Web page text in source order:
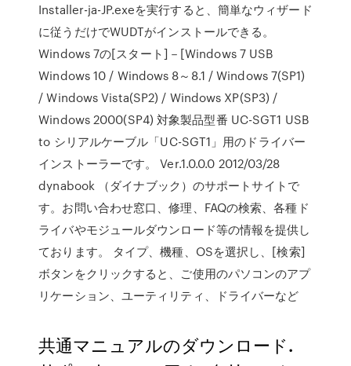
Installer-ja-JP.exeを実行すると、簡単なウィザード
に従うだけでWUDTがインストールできる。
Windows 7の[スタート]－[Windows 7 USB
Windows 10 / Windows 8～8.1 / Windows 7(SP1)
/ Windows Vista(SP2) / Windows XP(SP3) /
Windows 2000(SP4) 対象製品型番 UC-SGT1 USB
to シリアルケーブル「UC-SGT1」用のドライバー
インストーラーです。 Ver.1.0.0.0 2012/03/28
dynabook （ダイナブック）のサポートサイトで
す。お問い合わせ窓口、修理、FAQの検索、各種ド
ライバやモジュールダウンロード等の情報を提供し
ております。 タイプ、機種、OSを選択し、[検索]
ボタンをクリックすると、ご使用のパソコンのアプ
リケーション、ユーティリティ、ドライバーなど
共通マニュアルのダウンロード.